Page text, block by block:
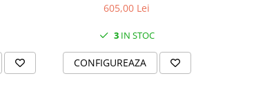
605,00 Lei
3IN STOC
CONFIGUREAZA